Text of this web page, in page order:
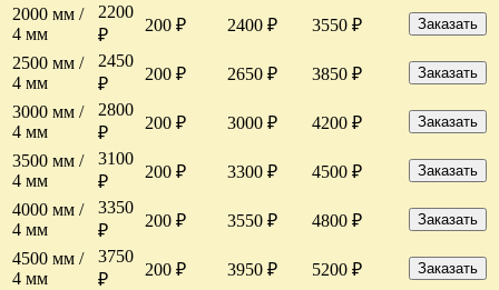
2000 мм /
4 мм
2200
₽
200 ₽ 2400 ₽ 3550 ₽ Заказать
2500 мм /
4 мм
2450
₽
200 ₽ 2650 ₽ 3850 ₽ Заказать
3000 мм /
4 мм
2800
₽
200 ₽ 3000 ₽ 4200 ₽ Заказать
3500 мм /
4 мм
3100
₽
200 ₽ 3300 ₽ 4500 ₽ Заказать
4000 мм /
4 мм
3350
₽
200 ₽ 3550 ₽ 4800 ₽ Заказать
4500 мм /
4 мм
3750
₽
200 ₽ 3950 ₽ 5200 ₽ Заказать